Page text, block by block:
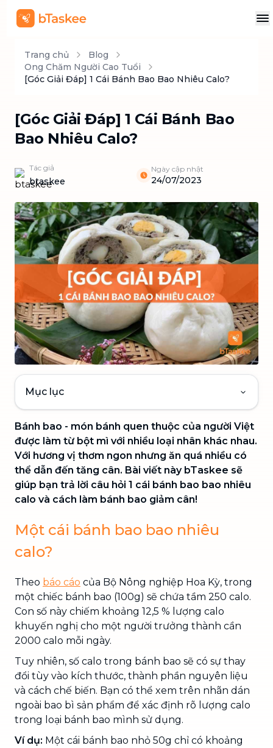
Trang chủ
Blog
Ong Chăm Người Cao Tuổi
[Góc Giải Đáp] 1 Cái Bánh Bao Bao Nhiêu Calo?
[Góc Giải Đáp] 1 Cái Bánh Bao
Bao Nhiêu Calo?
Tác giả
btaskee
Ngày cập nhật
24/07/2023
Mục lục
Bánh bao - món bánh quen thuộc của người Việt
được làm từ bột mì với nhiều loại nhân khác nhau.
Với hương vị thơm ngon nhưng ăn quá nhiều có
thể dẫn đến tăng cân. Bài viết này bTaskee sẽ
giúp bạn trả lời câu hỏi 1 cái bánh bao bao nhiêu
calo và cách làm bánh bao giảm cân!
Một cái bánh bao bao nhiêu
calo?
Theo báo cáo của Bộ Nông nghiệp Hoa Kỳ, trong
một chiếc bánh bao (100g) sẽ chứa tầm 250 calo.
Con số này chiếm khoảng 12,5 % lượng calo
khuyến nghị cho một người trưởng thành cần
2000 calo mỗi ngày.
Tuy nhiên, số calo trong bánh bao sẽ có sự thay
đổi tùy vào kích thước, thành phần nguyên liệu
và cách chế biến. Bạn có thể xem trên nhãn dán
ngoài bao bì sản phẩm để xác định rõ lượng calo
trong loại bánh bao mình sử dụng.
Ví dụ: Một cái bánh bao nhỏ 50g chỉ có khoảng